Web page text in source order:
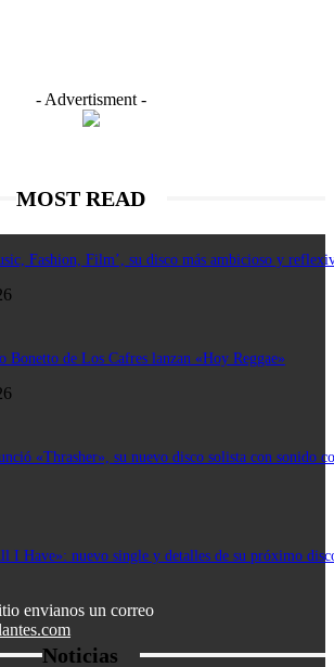
- Advertisment -
MOST READ
Fashion, Film’, su disco más ambicioso y
Bonetto de Los Cafres lanzan «Hoy Reggae»
«Thrasher», su nuevo disco solista con sonido
I Have»: nuevo single y detalles de su próximo
envianos un correo
Noticias